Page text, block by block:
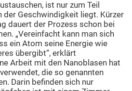
ist nur zum Teil
der Geschwindigkeit liegt. Kürzer
dauert der Prozess schon bei
„Vereinfacht kann man sich
ein Atom seine Energie wie
übergibt“, erklärt
Arbeit mit den Nanoblasen hat
die so genannten
Darin befinden sich nur